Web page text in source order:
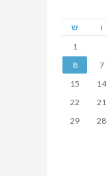
ו ש
1
7
8
14
15
21
22
28
29